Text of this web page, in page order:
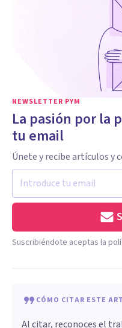
NEWSLETTER PYM
La pasión por la
tu email
Únete y recibe artículos y
Suscribiéndote aceptas la
CÓMO CITAR ESTE
Al citar, reconoces el